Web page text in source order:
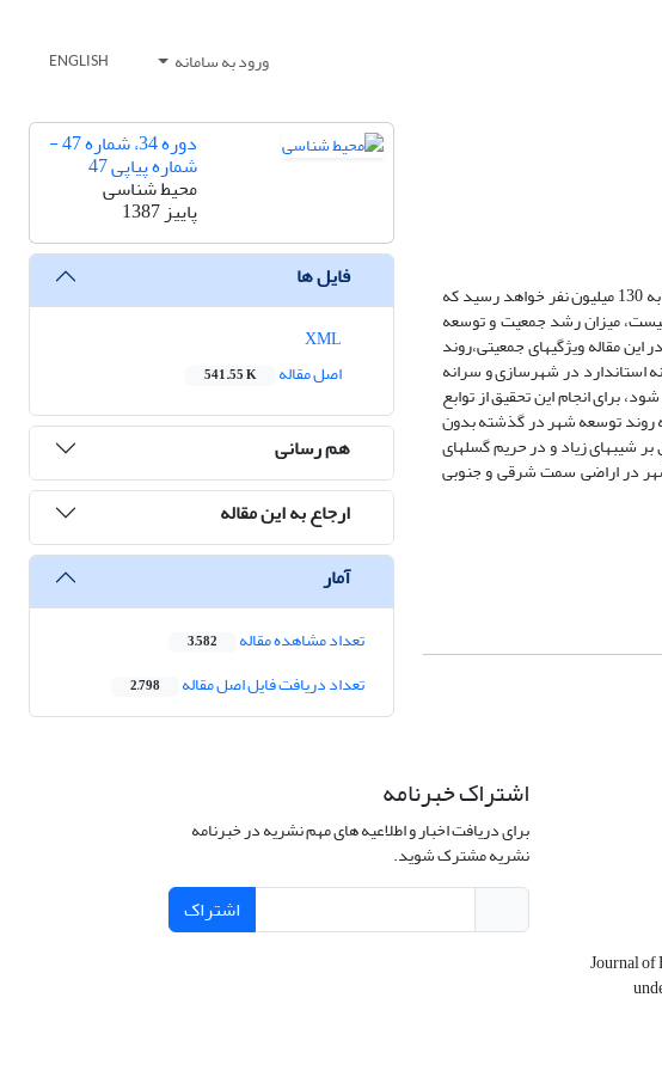
ورود به سامانه ENGLISH
هم اکنون تقریباً بیش از نیمی از مردم جهان در شهرها بسر می‌برند، پیش بینی‏ها نشان می‏دهد که با نرخ رشد فعلی، جمعیت کشور در سال 1400 به 130 میلیون نفر خواهد رسید که
نیست، میزان رشد جمعیت و توسعه
مقاله ویژگی‏های جمعیتی،روند
استاندارد در شهرسازی و سرانه
برای انجام این تحقیق از توابع
روند توسعه شهر در گذشته بدون
شیب‏های زیاد و در حریم گسل‏های
در اراضی سمت شرقی و جنوبی
دوره 34، شماره 47 -
شماره پیاپی 47
محیط شناسی
پاییز 1387
فایل ها
اصل مقاله
541.55 K
هم رسانی
ارجاع به این مقاله
آمار
تعداد مشاهده مقاله 3,582
تعداد دریافت فایل اصل مقاله 2,798
Journal of
اشتراک خبرنامه
برای دریافت اخبار و اطلاعیه های مهم نشریه در خبرنامه
نشریه مشترک شوید.
اشتراک